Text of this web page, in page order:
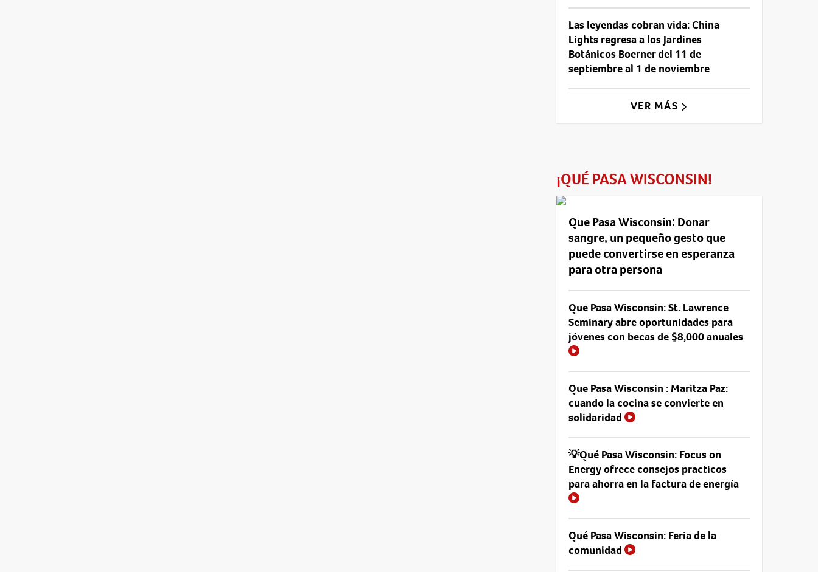
Las leyendas cobran vida: China
Lights regresa a los Jardines
Botánicos Boerner del 11 de
septiembre al 1 de noviembre
VER MÁS
¡QUÉ PASA WISCONSIN!
Que Pasa Wisconsin: Donar
sangre, un pequeño gesto que
puede convertirse en esperanza
para otra persona
Que Pasa Wisconsin: St. Lawrence
Seminary abre oportunidades para
jóvenes con becas de $8,000 anuales
Que Pasa Wisconsin : Maritza Paz:
cuando la cocina se convierte en
solidaridad
💡Qué Pasa Wisconsin: Focus on
Energy ofrece consejos practicos
para ahorra en la factura de energía
Qué Pasa Wisconsin: Feria de la
comunidad